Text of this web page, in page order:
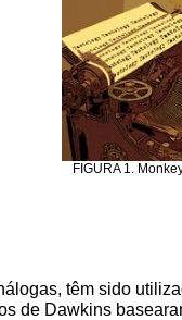
FIGURA 1.
têm sido
de Dawkins